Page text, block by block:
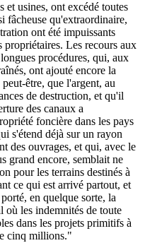
et usines, ont excédé toutes
fâcheuse qu'extraordinaire,
ont été impuissants
propriétaires. Les recours aux
procédures, qui, aux
ont ajouté encore la
être, que l'argent, au
de destruction, et qu'il
des canaux a
foncière dans les pays
s'étend déjà sur un rayon
des ouvrages, et qui, avec le
grand encore, semblait ne
pour les terrains destinés à
ce qui est arrivé partout, et
en quelque sorte, la
où les indemnités de toute
dans les projets primitifs à
cinq millions."